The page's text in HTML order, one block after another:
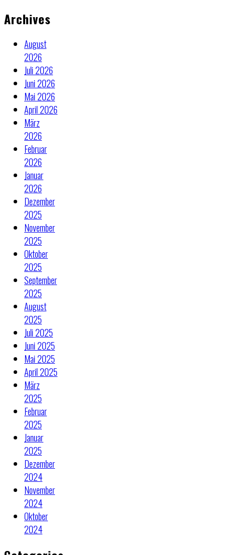
Archives
August
2026
Juli 2026
Juni 2026
Mai 2026
April 2026
März
2026
Februar
2026
Januar
2026
Dezember
2025
November
2025
Oktober
2025
September
2025
August
2025
Juli 2025
Juni 2025
Mai 2025
April 2025
März
2025
Februar
2025
Januar
2025
Dezember
2024
November
2024
Oktober
2024